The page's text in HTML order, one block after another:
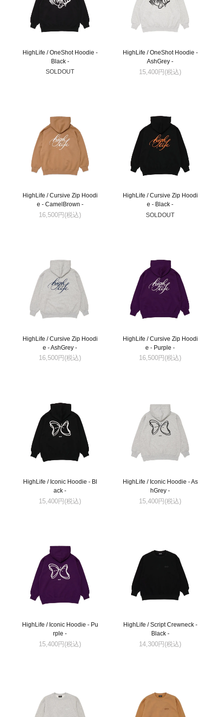
HighLife / OneShot Hoodie -
Black -
SOLDOUT
HighLife / OneShot Hoodie -
AshGrey -
15,400円(税込)
HighLife / Cursive Zip Hoodi
e - CamelBrown -
16,500円(税込)
HighLife / Cursive Zip Hoodi
e - Black -
SOLDOUT
HighLife / Cursive Zip Hoodi
e - AshGrey -
16,500円(税込)
HighLife / Cursive Zip Hoodi
e - Purple -
16,500円(税込)
HighLife / Iconic Hoodie - Bl
ack -
15,400円(税込)
HighLife / Iconic Hoodie - As
hGrey -
15,400円(税込)
HighLife / Iconic Hoodie - Pu
rple -
15,400円(税込)
HighLife / Script Crewneck -
Black -
14,300円(税込)